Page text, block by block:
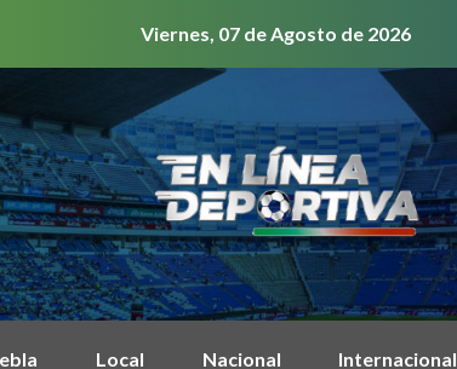
Viernes, 07 de Agosto de 2026
Local Nacional Internacional